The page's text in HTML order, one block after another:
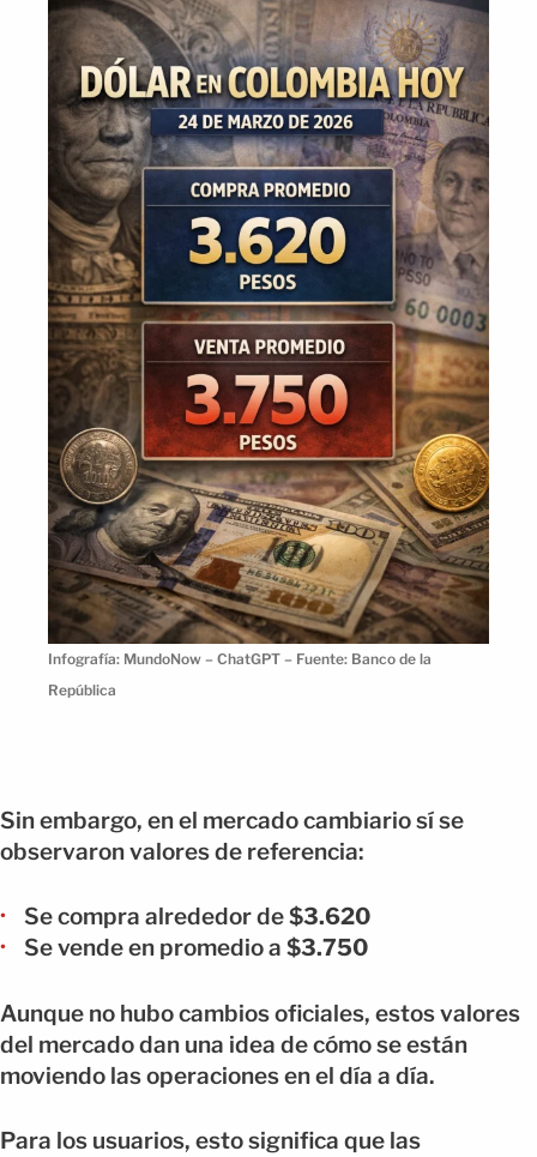
Infografía: MundoNow – ChatGPT – Fuente: Banco de la
República
Sin embargo, en el mercado cambiario sí se
observaron valores de referencia:
Se compra alrededor de$3.620
Se vende en promedio a $3.750
Aunque no hubo cambios oficiales, estos valores
del mercado dan una idea de cómo se están
moviendo las operaciones en el día a día.
Para los usuarios, esto significa que las